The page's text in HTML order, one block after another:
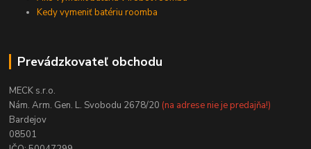
Kedy vymeniť batériu roomba
Prevádzkovateľ obchodu
MECK s.r.o.
Nám. Arm. Gen. L. Svobodu 2678/20 (na adrese nie je predajňa!)
Bardejov
08501